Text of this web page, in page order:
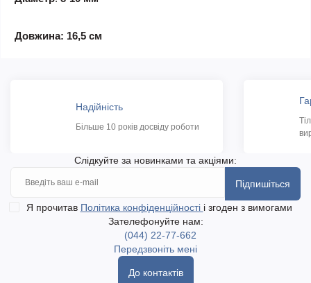
Довжина: 16,5 см
Надійність
Більше 10 років досвіду роботи
Слідкуйте за новинками та акціями:
Підпишіться
Я прочитав Політика конфіденційності і згоден з вимогами
Зателефонуйте нам:
(044) 22-77-662
Передзвоніть мені
До контактів